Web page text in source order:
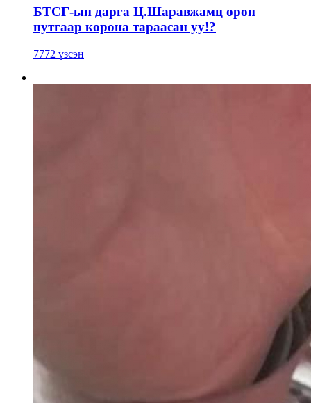
БТСГ-ын дарга Ц.Шаравжамц орон
нутгаар корона тараасан уу!?
7772 үзсэн